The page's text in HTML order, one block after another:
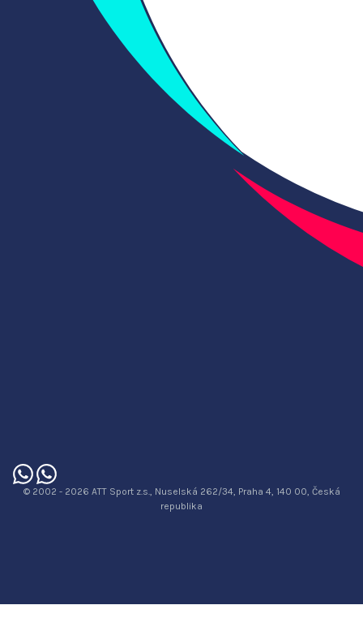
© 2002 - 2026 ATT Sport z.s., Nuselská 262/34, Praha 4, 140 00, Česká
republika